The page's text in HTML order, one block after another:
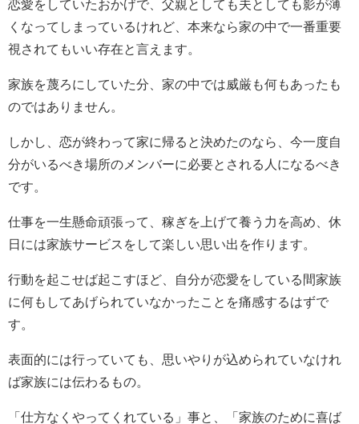
恋愛をしていたおかげで、父親としても夫としても影が薄
くなってしまっているけれど、本来なら家の中で一番重要
視されてもいい存在と言えます。
家族を蔑ろにしていた分、家の中では威厳も何もあったも
のではありません。
しかし、恋が終わって家に帰ると決めたのなら、今一度自
分がいるべき場所のメンバーに必要とされる人になるべき
です。
仕事を一生懸命頑張って、稼ぎを上げて養う力を高め、休
日には家族サービスをして楽しい思い出を作ります。
行動を起こせば起こすほど、自分が恋愛をしている間家族
に何もしてあげられていなかったことを痛感するはずで
す。
表面的には行っていても、思いやりが込められていなけれ
ば家族には伝わるもの。
「仕方なくやってくれている」事と、「家族のために喜ば